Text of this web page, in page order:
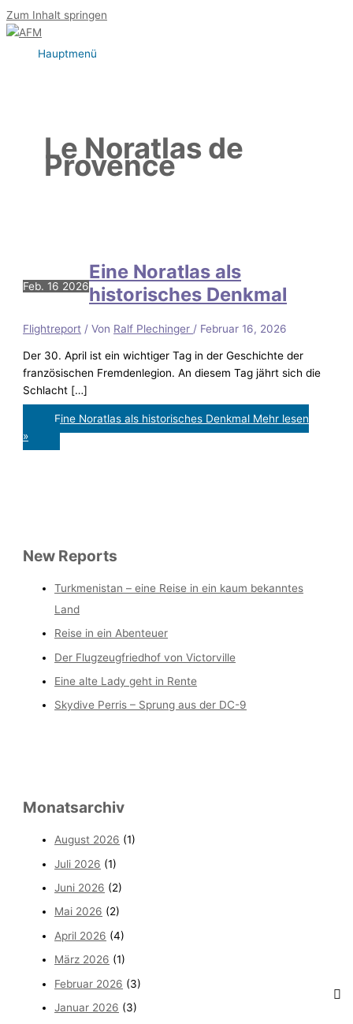
Zum Inhalt springen
Hauptmenü
Le Noratlas de
Provence
Feb. 16 2026
Eine Noratlas als
historisches Denkmal
Flightreport / Von Ralf Plechinger / Februar 16, 2026
Der 30. April ist ein wichtiger Tag in der Geschichte der
französischen Fremdenlegion. An diesem Tag jährt sich die
Schlacht […]
Eine Noratlas als historisches Denkmal Mehr lesen
»
New Reports
Turkmenistan – eine Reise in ein kaum bekanntes
Land
Reise in ein Abenteuer
Der Flugzeugfriedhof von Victorville
Eine alte Lady geht in Rente
Skydive Perris – Sprung aus der DC-9
Monatsarchiv
August 2026 (1)
Juli 2026 (1)
Juni 2026 (2)
Mai 2026 (2)
April 2026 (4)
März 2026 (1)
Februar 2026 (3)
Januar 2026 (3)